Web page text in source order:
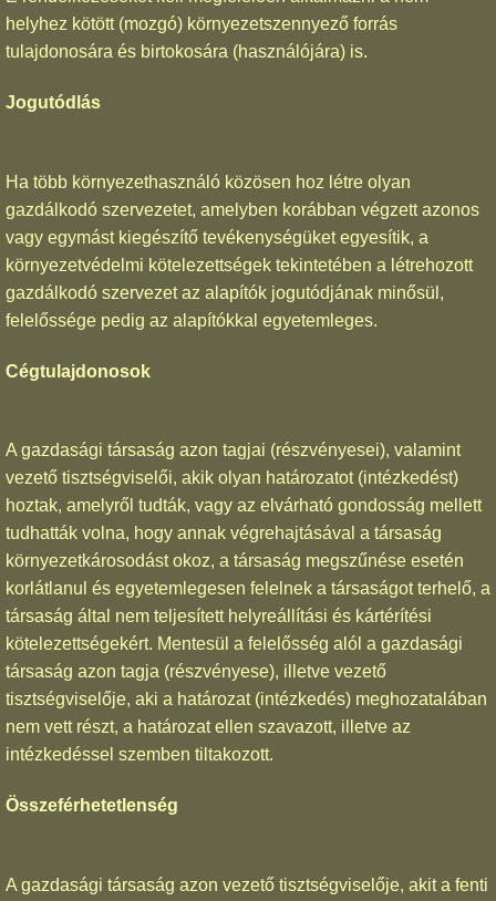
helyhez kötött (mozgó) környezetszennyező forrás
tulajdonosára és birtokosára (használójára) is.
Jogutódlás
Ha több környezethasználó közösen hoz létre olyan
gazdálkodó szervezetet, amelyben korábban végzett azonos
vagy egymást kiegészítő tevékenységüket egyesítik, a
környezetvédelmi kötelezettségek tekintetében a létrehozott
gazdálkodó szervezet az alapítók jogutódjának minősül,
felelőssége pedig az alapítókkal egyetemleges.
Cégtulajdonosok
A gazdasági társaság azon tagjai (részvényesei), valamint
vezető tisztségviselői, akik olyan határozatot (intézkedést)
hoztak, amelyről tudták, vagy az elvárható gondosság mellett
tudhatták volna, hogy annak végrehajtásával a társaság
környezetkárosodást okoz, a társaság megszűnése esetén
korlátlanul és egyetemlegesen felelnek a társaságot terhelő, a
társaság által nem teljesített helyreállítási és kártérítési
kötelezettségekért. Mentesül a felelősség alól a gazdasági
társaság azon tagja (részvényese), illetve vezető
tisztségviselője, aki a határozat (intézkedés) meghozatalában
nem vett részt, a határozat ellen szavazott, illetve az
intézkedéssel szemben tiltakozott.
Összeférhetetlenség
A gazdasági társaság azon vezető tisztségviselője, akit a fenti